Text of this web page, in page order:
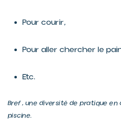
Pour courir,
Pour aller chercher le
Etc.
Bref, une diversité de pratique en
piscine.